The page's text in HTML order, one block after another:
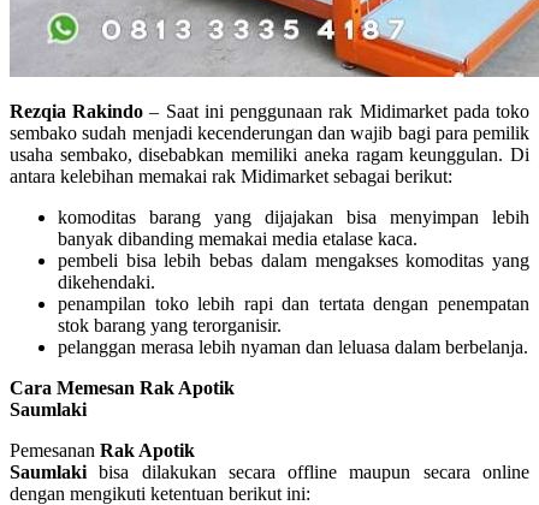
Rezqia Rakindo – Saat ini penggunaan rak Midimarket pada toko
sembako sudah menjadi kecenderungan dan wajib bagi para pemilik
usaha sembako, disebabkan memiliki aneka ragam keunggulan. Di
antara kelebihan memakai rak Midimarket sebagai berikut:
komoditas barang yang dijajakan bisa menyimpan lebih
banyak dibanding memakai media etalase kaca.
pembeli bisa lebih bebas dalam mengakses komoditas yang
dikehendaki.
penampilan toko lebih rapi dan tertata dengan penempatan
stok barang yang terorganisir.
pelanggan merasa lebih nyaman dan leluasa dalam berbelanja.
Cara Memesan Rak Apotik
Saumlaki
Pemesanan Rak Apotik
Saumlaki bisa dilakukan secara offline maupun secara online
dengan mengikuti ketentuan berikut ini: